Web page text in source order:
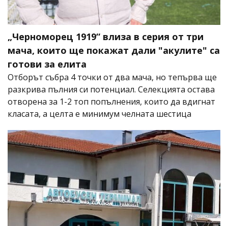
„Черноморец 1919“ влиза в серия от три
мача, които ще покажат дали "акулите" са
готови за елита
Отборът събра 4 точки от два мача, но тепърва ще
разкрива пълния си потенциал. Селекцията остава
отворена за 1-2 топ попълнения, които да вдигнат
класата, а целта е минимум челната шестица